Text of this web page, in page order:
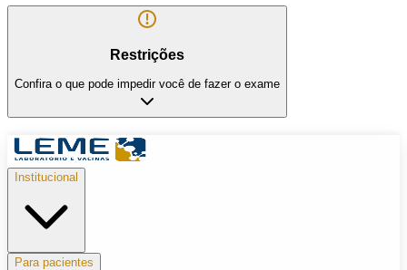
Restrições
Confira o que pode impedir você de fazer o exame
Institucional
Para pacientes